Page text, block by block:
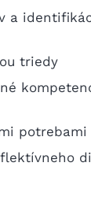
a
triedy
potrebami